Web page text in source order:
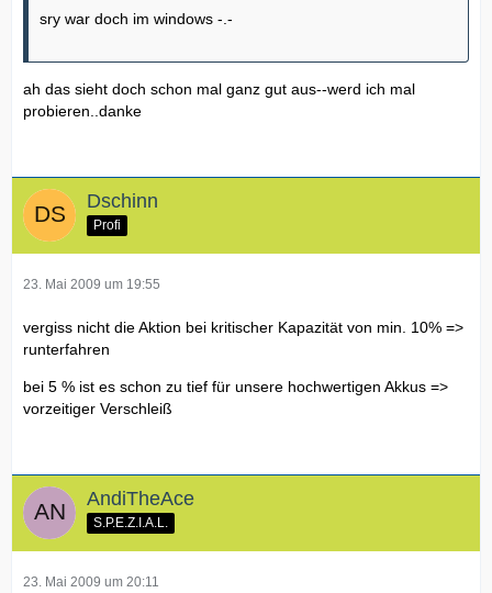
sry war doch im windows -.-
ah das sieht doch schon mal ganz gut aus--werd ich mal
probieren..danke
Dschinn
Profi
23. Mai 2009 um 19:55
vergiss nicht die Aktion bei kritischer Kapazität von min. 10% =>
runterfahren
bei 5 % ist es schon zu tief für unsere hochwertigen Akkus =>
vorzeitiger Verschleiß
AndiTheAce
S.P.E.Z.I.A.L.
23. Mai 2009 um 20:11